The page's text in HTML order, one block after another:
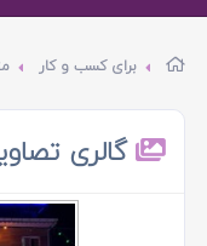
برای کسب و کار
گالری